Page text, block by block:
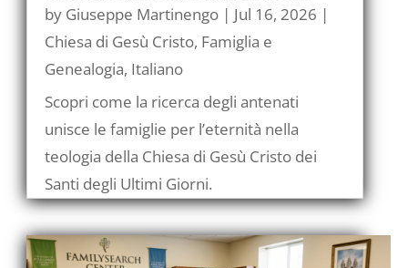
by Giuseppe Martinengo | Jul 16, 2026 |
Chiesa di Gesù Cristo, Famiglia e
Genealogia, Italiano
Scopri come la ricerca degli antenati
unisce le famiglie per l’eternità nella
teologia della Chiesa di Gesù Cristo dei
Santi degli Ultimi Giorni.